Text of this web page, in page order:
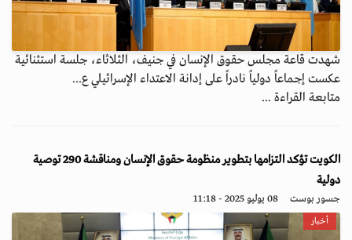
شهدت قاعة مجلس حقوق الإنسان في جنيف، الثلاثاء، جلسة استثنائية
عكست إجماعاً دولياً نادراً على إدانة الاعتداء الإسرائيلي ع...
متابعة القراءة ...
الكويت تؤكد التزامها بتطوير منظومة حقوق الإنسان ومناقشة 290 توصية
دولية
جسور بوست 08 يوليو 2025 - 11:18
أخبار